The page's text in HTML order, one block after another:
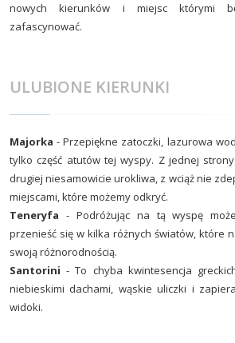
nowych kierunków i miejsc którymi
zafascynować.
ULUBIONE KIERUNKI
Majorka- Przepiękne zatoczki, lazurowa
tylko część atutów tej wyspy. Z jednej
drugiej niesamowicie urokliwa, z wciąż nie
miejscami, które możemy odkryć.
Teneryfa - Podróżując na tą wyspę
przenieść się w kilka różnych światów, które
swoją różnorodnością.
Santorini - To chyba kwintesencja
niebieskimi dachami, wąskie uliczki i
widoki.